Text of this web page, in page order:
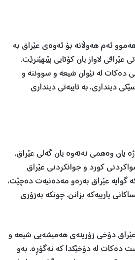
ئەم هەوڵانە بۆ ئەوەی عێراق بە
لاواز یان کۆتایی پێبهێنرێت.
دەکات لە نێوان شیعە و سووننە و
دینداری، بە تایبەتی دینداری
یان وەهمی نەتەوە یان گەلی عێراق،
کورد و جوانکردنی عێراق
گوایە عێراق بەرەو مەدەنیەت دەچێت،
یارییەکە بزانن. چونکە بەزۆری
دۆخی زۆرینەی هەمیشەیی شیعە و
دەکات لە دۆخێکدا کە نەگۆڕە. بەو